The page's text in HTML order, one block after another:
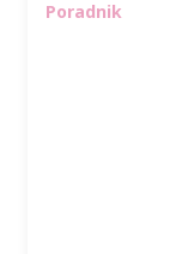
Poradnik